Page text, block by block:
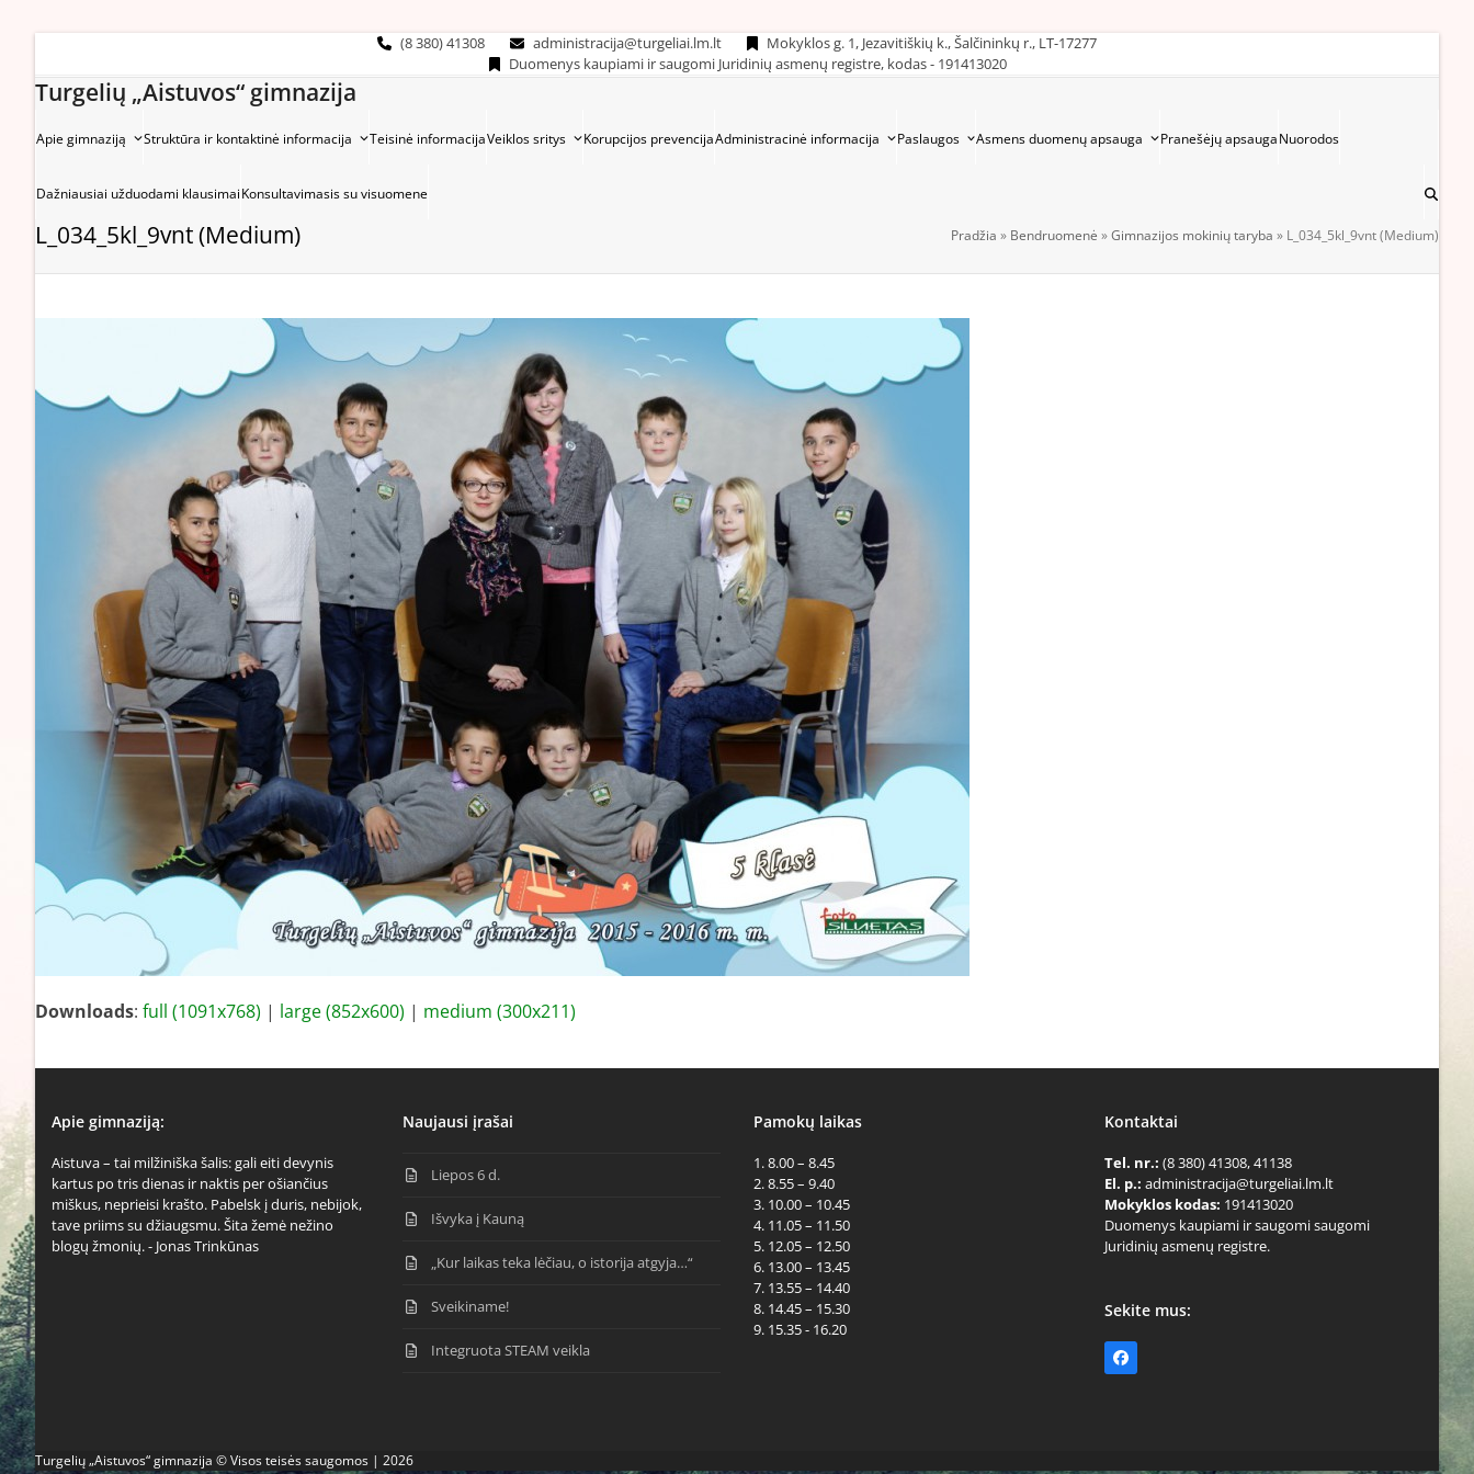
(8 380) 41308 administracija@turgeliai.lm.lt
Mokyklos g. 1, Jezavitiškių k., Šalčininkų r., LT-17277
Duomenys kaupiami ir saugomi Juridinių asmenų registre, kodas - 191413020
Turgelių „Aistuvos“ gimnazija
Apie gimnaziją Struktūra ir kontaktinė informacija Teisinė informacijaVeiklos sritys Korupcijos prevencijaAdministracinė informacija Paslaugos Asmens duomenų apsauga Pranešėjų apsaugaNuorodos
Dažniausiai užduodami klausimaiKonsultavimasis su visuomene
L_034_5kl_9vnt (Medium) Pradžia » Bendruomenė »Gimnazijos mokinių taryba » L_034_5kl_9vnt (Medium)
Downloads: full (1091x768) | large (852x600) | medium (300x211)
Apie gimnaziją:
Aistuva – tai milžiniška šalis: gali eiti devynis
kartus po tris dienas ir naktis per ošiančius
miškus, neprieisi krašto. Pabelsk į duris, nebijok,
tave priims su džiaugsmu. Šita žemė nežino
blogų žmonių. - Jonas Trinkūnas
Naujausi įrašai
Liepos 6 d.
Išvyka į Kauną
„Kur laikas teka lėčiau, o istorija atgyja…“
Sveikiname!
Integruota STEAM veikla
Pamokų laikas
1. 8.00 – 8.45
2. 8.55 – 9.40
3. 10.00 – 10.45
4. 11.05 – 11.50
5. 12.05 – 12.50
6. 13.00 – 13.45
7. 13.55 – 14.40
8. 14.45 – 15.30
9. 15.35 - 16.20
Kontaktai
Tel. nr.: (8 380) 41308, 41138
El. p.: administracija@turgeliai.lm.lt
Mokyklos kodas: 191413020
Duomenys kaupiami ir saugomi saugomi
Juridinių asmenų registre.
Sekite mus:
Facebook
Turgelių „Aistuvos“ gimnazija © Visos teisės saugomos | 2026